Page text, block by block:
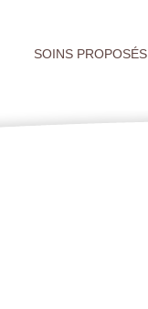
SOINS PROPOSÉS